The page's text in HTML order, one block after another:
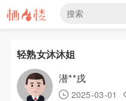
轻熟女沐沐姐
潜**戌
2025-03-01